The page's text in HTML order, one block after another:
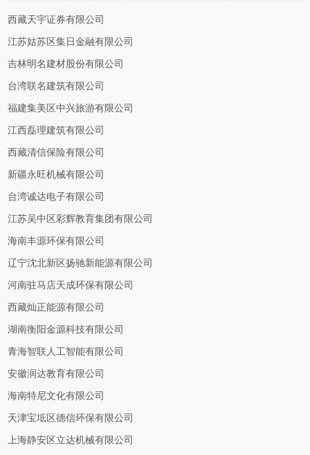
西藏天宇证券有限公司
江苏姑苏区集日金融有限公司
吉林明名建材股份有限公司
台湾联名建筑有限公司
福建集美区中兴旅游有限公司
江西磊理建筑有限公司
西藏清信保险有限公司
新疆永旺机械有限公司
台湾诚达电子有限公司
江苏吴中区彩辉教育集团有限公司
海南丰源环保有限公司
辽宁沈北新区扬驰新能源有限公司
河南驻马店天成环保有限公司
西藏灿正能源有限公司
湖南衡阳金源科技有限公司
青海智联人工智能有限公司
安徽润达教育有限公司
海南特尼文化有限公司
天津宝坻区德信环保有限公司
上海静安区立达机械有限公司